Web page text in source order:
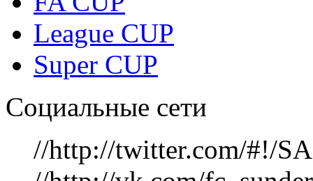
League CUP
Super CUP
Социальные сети
//http://twitter.com/#!/